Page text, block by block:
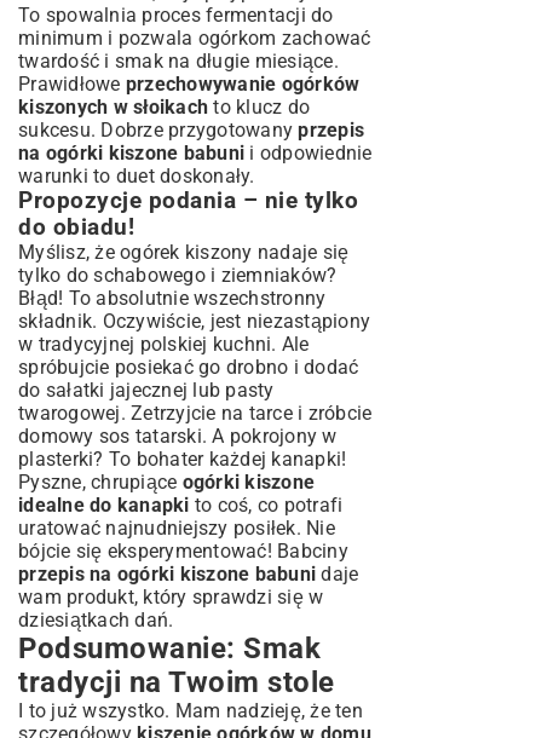
To spowalnia proces fermentacji do
minimum i pozwala ogórkom zachować
twardość i smak na długie miesiące.
Prawidłowe przechowywanie ogórków
kiszonych w słoikach to klucz do
sukcesu. Dobrze przygotowanyprzepis
na ogórki kiszone babuni i odpowiednie
warunki to duet doskonały.
Propozycje podania – nie tylko
do obiadu!
Myślisz, że ogórek kiszony nadaje się
tylko do schabowego i ziemniaków?
Błąd! To absolutnie wszechstronny
składnik. Oczywiście, jest niezastąpiony
w tradycyjnej polskiej kuchni. Ale
spróbujcie posiekać go drobno i dodać
do sałatki jajecznej lub pasty
twarogowej. Zetrzyjcie na tarce i zróbcie
domowy sos tatarski. A pokrojony w
plasterki? To bohater każdej kanapki!
Pyszne, chrupiące ogórki kiszone
idealne do kanapki to coś, co potrafi
uratować najnudniejszy posiłek. Nie
bójcie się eksperymentować! Babciny
przepis na ogórki kiszone babuni daje
wam produkt, który sprawdzi się w
dziesiątkach dań.
Podsumowanie: Smak
tradycji na Twoim stole
I to już wszystko. Mam nadzieję, że ten